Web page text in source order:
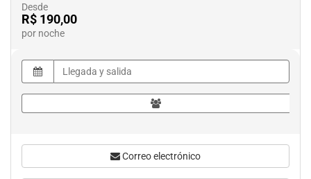
Desde
R$ 190,00
por noche
Correo electrónico